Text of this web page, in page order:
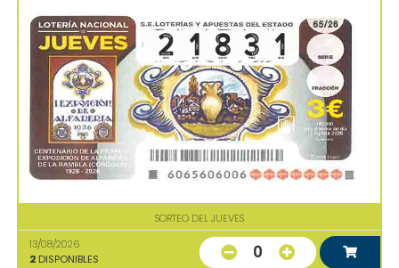
SORTEO DEL JUEVES
13/08/2026
2 DISPONIBLES 0